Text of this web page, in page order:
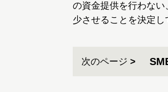
の資金提供を行わな
少させることを決定し
次のページ